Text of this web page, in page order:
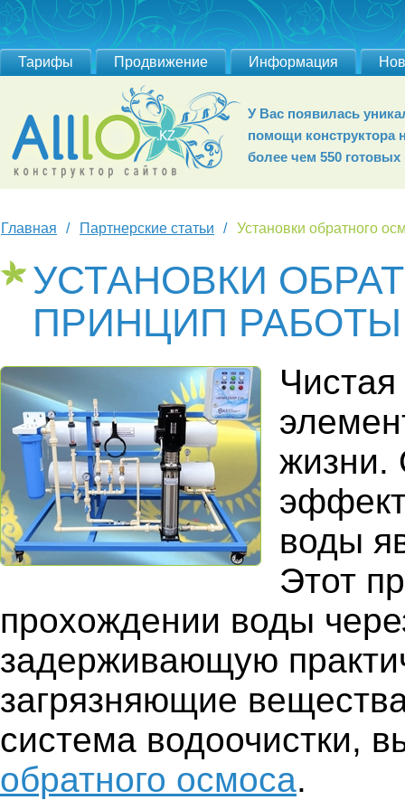
Тарифы Продвижение Информация
У Вас появилась
помощи конструктора
более чем 550
Главная Партнерские статьи Установки обратного
УСТАНОВКИ
ПРИНЦИП
жизни.
воды
Этот
прохождении воды
задерживающую
загрязняющие
система водоочистки,
обратного осмоса.